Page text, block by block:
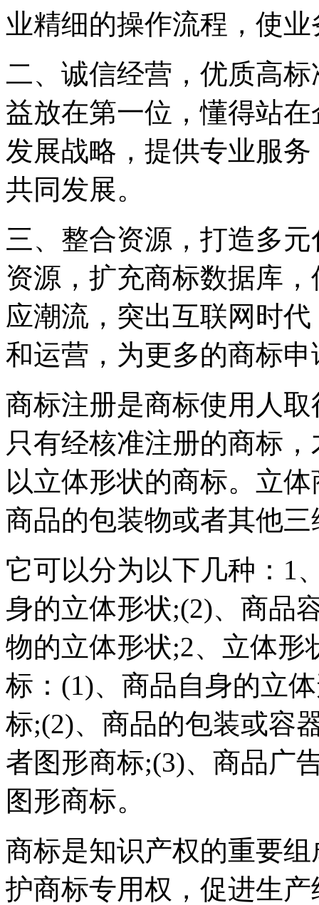
业精细的操作流程，使
二、诚信经营，优质高
益放在第一位，懂得站
发展战略，提供专业服
共同发展。
三、整合资源，打造多
资源，扩充商标数据库
应潮流，突出互联网时
和运营，为更多的商标
商标注册是商标使用人
只有经核准注册的商标
以立体形状的商标。立
商品的包装物或者其他
它可以分为以下几种：1
身的立体形状;(2)、商品
物的立体形状;2、立体形
标：(1)、商品自身的立
标;(2)、商品的包装或容
者图形商标;(3)、商品广
图形商标。
商标是知识产权的重要
护商标专用权，促进生